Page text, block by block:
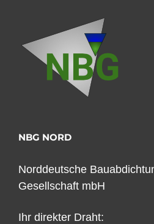
NBG NORD
Norddeutsche
Gesellschaft mbH
Ihr direkter Draht: